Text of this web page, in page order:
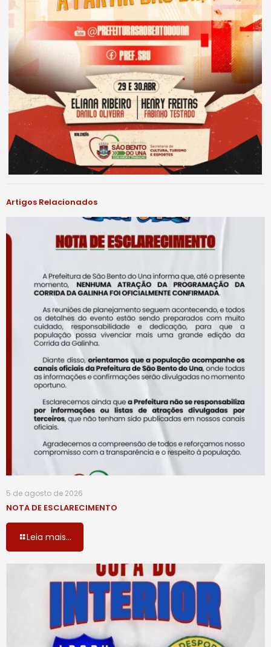
Artigos Relacionados
5 de agosto de 2026
NOTA DE ESCLARECIMENTO
Leia mais...